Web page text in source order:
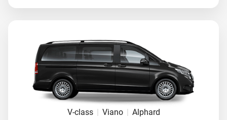
V-class | Viano | Alphard